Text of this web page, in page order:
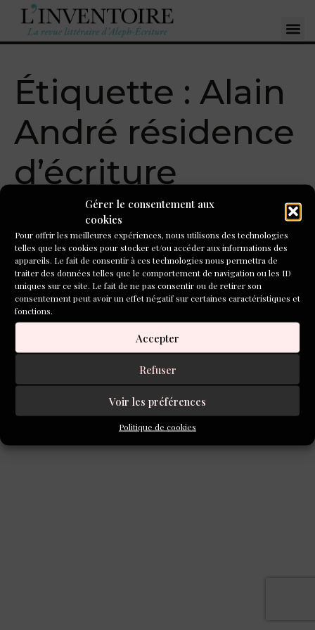
Gérer le consentement aux
cookies
Pour offrir les meilleures expériences, nous utilisons des technologies
telles que les cookies pour stocker et/ou accéder aux informations des
appareils. Le fait de consentir à ces technologies nous permettra de
traiter des données telles que le comportement de navigation ou les ID
uniques sur ce site. Le fait de ne pas consentir ou de retirer son
consentement peut avoir un effet négatif sur certaines caractéristiques et
fonctions.
Accepter
Refuser
Voir les préférences
Politique de cookies
Étiquette : Alain
André résidence
d’écriture
S'inscrire à la newsletter
REMONTER
©2025 TOUS DROITS RÉSERVÉS L’INVENTOIRE